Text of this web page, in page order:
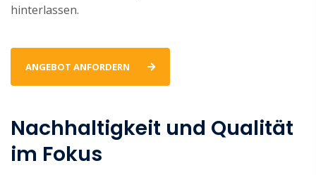
hinterlassen.
ANGEBOT ANFORDERN
Nachhaltigkeit und Qualität
im Fokus